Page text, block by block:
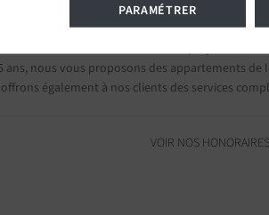
de prestige
destinations et confiez-nous vos projets
nous vous proposons des appartements
également à nos clients des services
VOIR NOS HONORAIRES
PARAMÉTRER